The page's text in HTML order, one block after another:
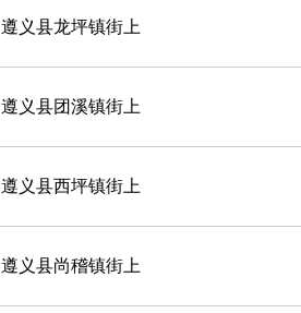
遵义县龙坪镇街上
遵义县团溪镇街上
遵义县西坪镇街上
遵义县尚稽镇街上